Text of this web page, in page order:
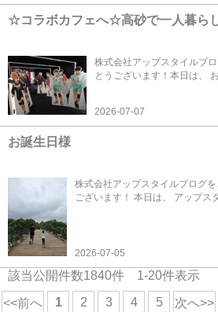
☆コラボカフェへ☆高砂で一人暮ら
株式会社アップスタイルブ
とうございます！本日は、
2026-07-07
お誕生日様
株式会社アップスタイルブログ
ございます！ 本日は、 アップス
2026-07-05
該当公開件数1840件 1-20件表示
<<前へ 1 2 3 4 5 次へ>>